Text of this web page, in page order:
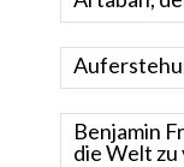
Benjamin
die Welt